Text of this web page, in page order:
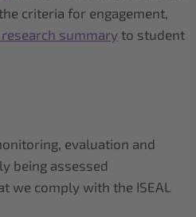
criteria for engagement,
summaryto student
evaluation and
being assessed
we comply with the ISEAL